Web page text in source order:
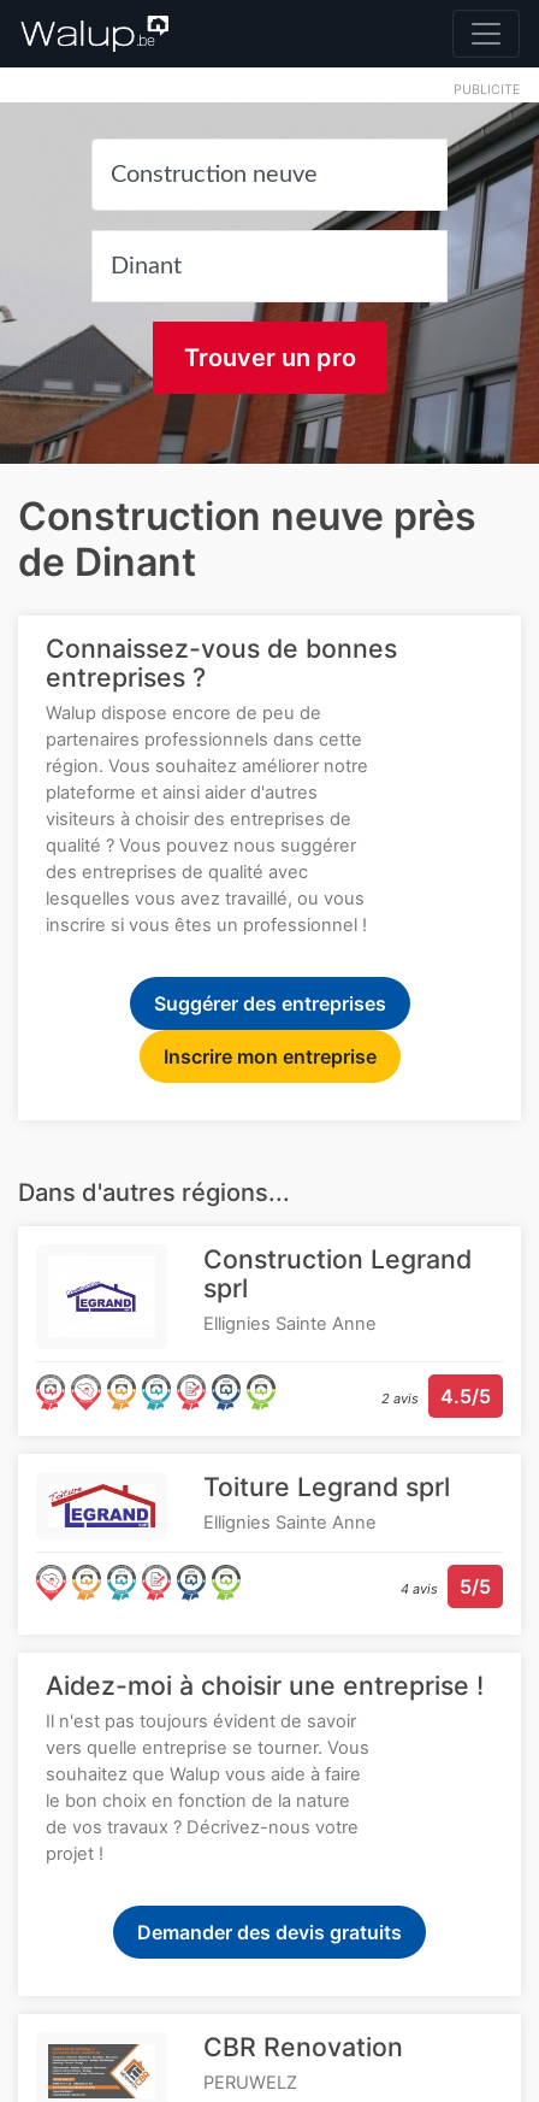
PUBLICITE
Trouver un pro
Construction neuve près
de Dinant
Connaissez-vous de bonnes
entreprises ?
Walup dispose encore de peu de
partenaires professionnels dans cette
région. Vous souhaitez améliorer notre
plateforme et ainsi aider d'autres
visiteurs à choisir des entreprises de
qualité ? Vous pouvez nous suggérer
des entreprises de qualité avec
lesquelles vous avez travaillé, ou vous
inscrire si vous êtes un professionnel !
Suggérer des entreprises
Inscrire mon entreprise
Dans d'autres régions...
Construction Legrand
sprl
Ellignies Sainte Anne
2 avis 4.5/5
Toiture Legrand sprl
Ellignies Sainte Anne
4 avis 5/5
Aidez-moi à choisir une entreprise !
Il n'est pas toujours évident de savoir
vers quelle entreprise se tourner. Vous
souhaitez que Walup vous aide à faire
le bon choix en fonction de la nature
de vos travaux ? Décrivez-nous votre
projet !
Demander des devis gratuits
CBR Renovation
PERUWELZ